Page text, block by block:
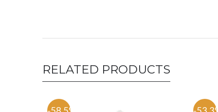
RELATED PRODUCTS